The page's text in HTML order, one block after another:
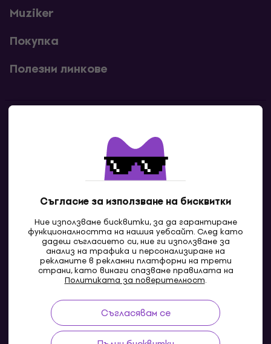
Съгласие за използване на бисквитки
Ние използваме бисквитки, за да гарантираме
функционалността на нашия уебсайт. След като
дадеш съгласието си, ние ги използваме за
анализ на трафика и персонализиране на
рекламите в рекламни платформи на трети
страни, като винаги спазваме правилата на
Политиката за поверителност.
Съгласявам се
Muziker
Покупка
Полезни линкове
Свържи се с нас
BG
Pazaruvaj - Надежден помощник за покупки